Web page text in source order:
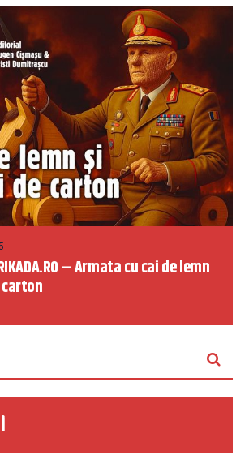
– Armata cu cai de lemn